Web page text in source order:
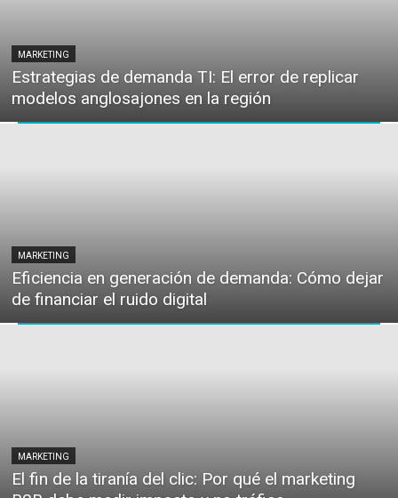
MARKETING
Estrategias de demanda TI: El error de replicar
modelos anglosajones en la región
MARKETING
Eficiencia en generación de demanda: Cómo dejar
de financiar el ruido digital
MARKETING
El fin de la tiranía del clic: Por qué el marketing